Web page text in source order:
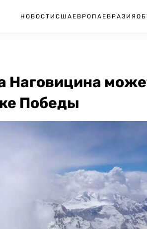
НОВОСТИ США ЕВРОПА ЕВРАЗИЯ
Наговицина
Победы